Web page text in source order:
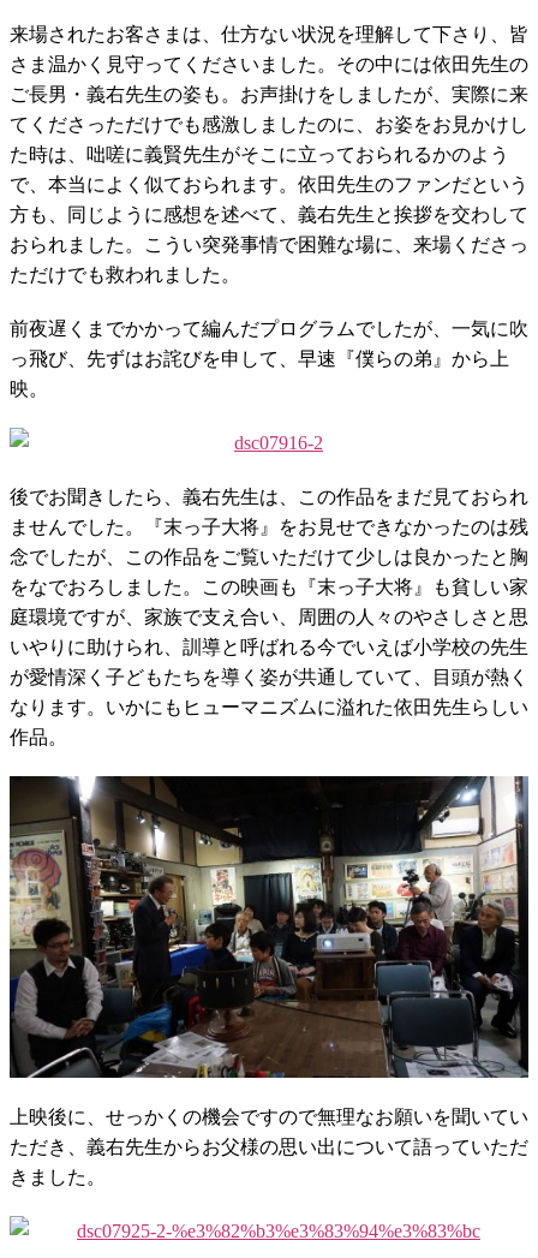
来場されたお客さまは、仕方ない状況を理解して下さり、皆
さま温かく見守ってくださいました。その中には依田先生の
ご長男・義右先生の姿も。お声掛けをしましたが、実際に来
てくださっただけでも感激しましたのに、お姿をお見かけし
た時は、咄嗟に義賢先生がそこに立っておられるかのよう
で、本当によく似ておられます。依田先生のファンだという
方も、同じように感想を述べて、義右先生と挨拶を交わして
おられました。こうい突発事情で困難な場に、来場くださっ
ただけでも救われました。
前夜遅くまでかかって編んだプログラムでしたが、一気に吹
っ飛び、先ずはお詫びを申して、早速『僕らの弟』から上
映。
後でお聞きしたら、義右先生は、この作品をまだ見ておられ
ませんでした。『末っ子大将』をお見せできなかったのは残
念でしたが、この作品をご覧いただけて少しは良かったと胸
をなでおろしました。この映画も『末っ子大将』も貧しい家
庭環境ですが、家族で支え合い、周囲の人々のやさしさと思
いやりに助けられ、訓導と呼ばれる今でいえば小学校の先生
が愛情深く子どもたちを導く姿が共通していて、目頭が熱く
なります。いかにもヒューマニズムに溢れた依田先生らしい
作品。
上映後に、せっかくの機会ですので無理なお願いを聞いてい
ただき、義右先生からお父様の思い出について語っていただ
きました。